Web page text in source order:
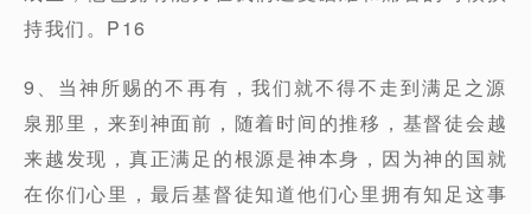
持我们。P16
9、当神所赐的不再有，我们就不得不走到满足之源
泉那里，来到神面前，随着时间的推移，基督徒会越
来越发现，真正满足的根源是神本身，因为神的国就
在你们心里，最后基督徒知道他们心里拥有知足这事